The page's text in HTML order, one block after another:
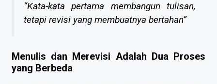
“Kata-kata pertama membangun tulisan,
tetapi revisi yang membuatnya bertahan”
Menulis dan Merevisi Adalah Dua Proses
yang Berbeda